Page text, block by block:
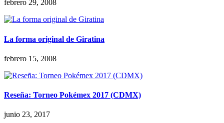
febrero 29, 2008
La forma original de Giratina
febrero 15, 2008
Reseña: Torneo Pokémex 2017 (CDMX)
junio 23, 2017